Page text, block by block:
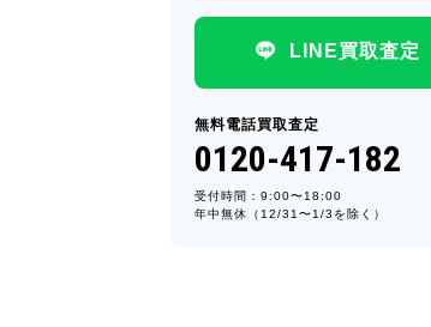
LINE買取査定
無料電話買取査定
0120-417-182
受付時間：9:00〜18:00
年中無休（12/31〜1/3を除く）